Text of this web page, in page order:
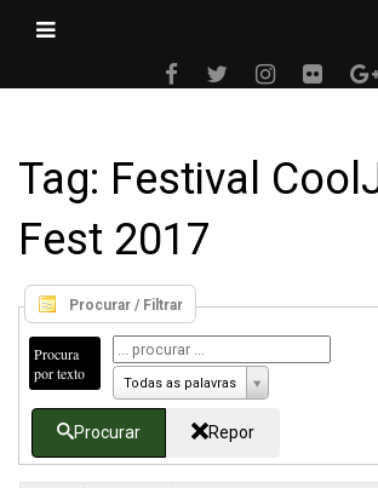
Tag: Festival
Fest 2017
Procurar / Filtrar
Procura
por texto
Todas as palavras
Procurar Repor